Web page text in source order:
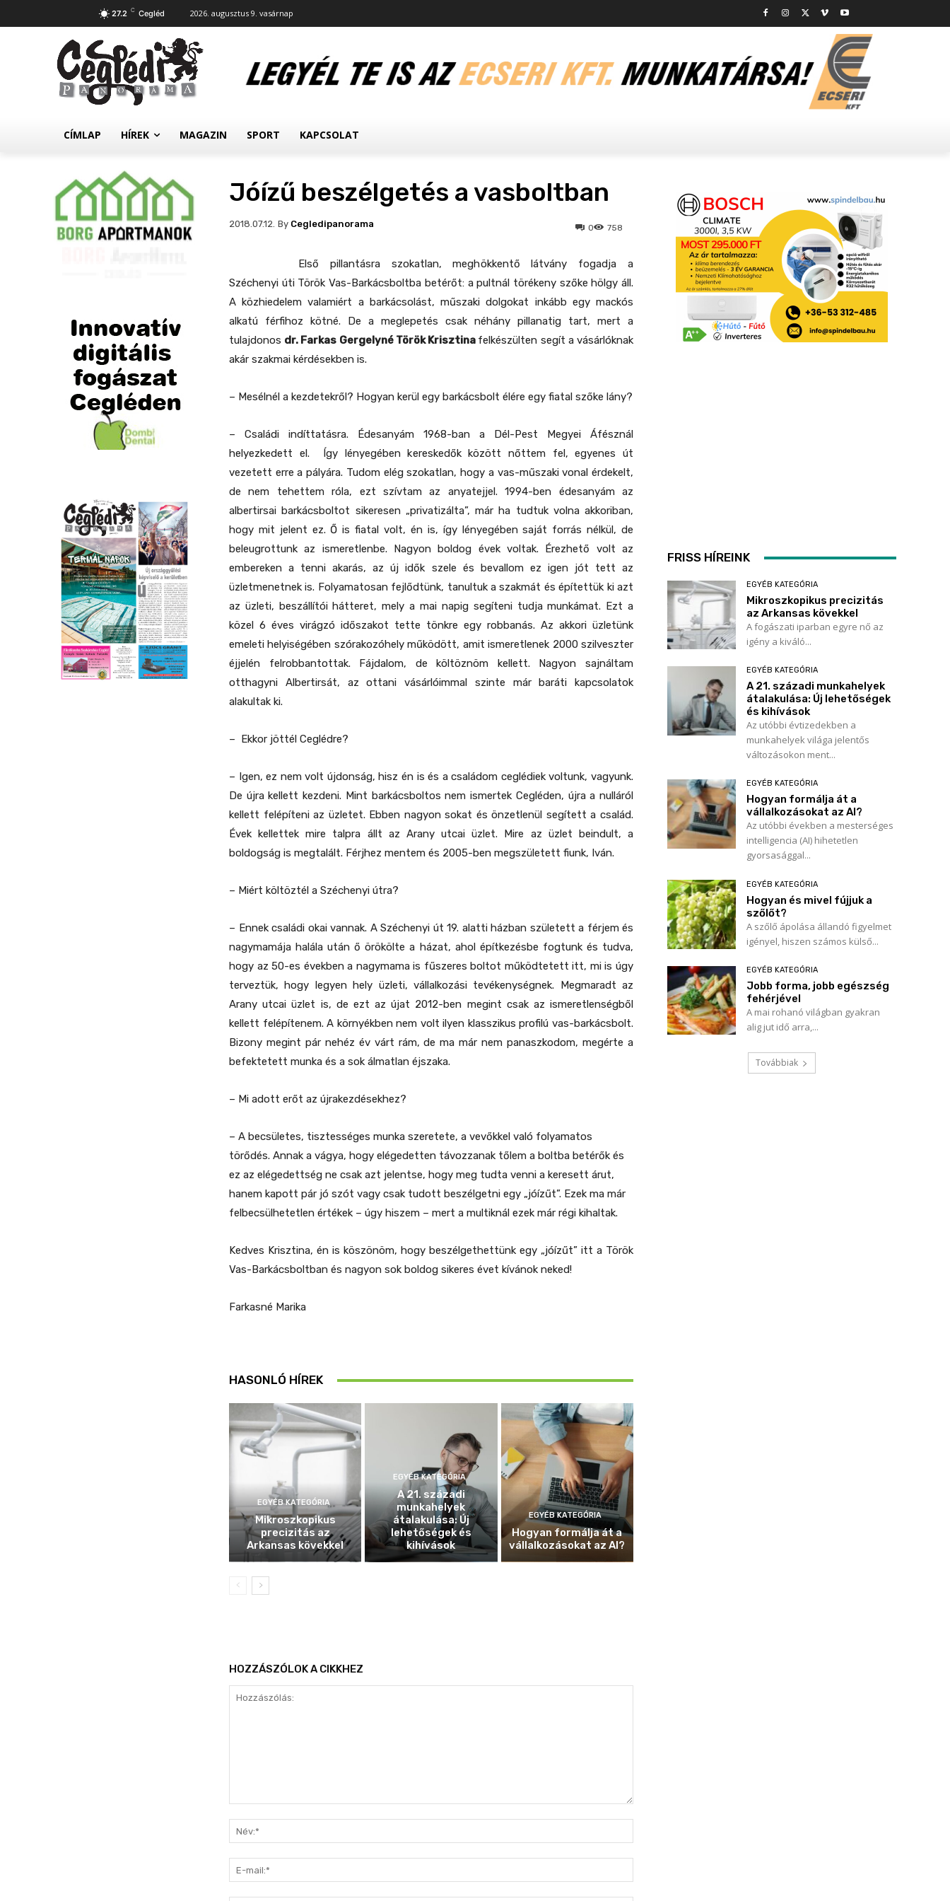
27.2 C Cegléd 2026. augusztus 9. vasárnap
CÍMLAP HÍREK MAGAZIN SPORT KAPCSOLAT
Jóízű beszélgetés a vasboltban
2018.07.12. 758
0
By Cegledipanorama
Első pillantásra szokatlan, meghökkentő látvány fogadja a
Széchenyi úti Török Vas-Barkácsboltba betérőt: a pultnál törékeny szőke hölgy áll.
A közhiedelem valamiért a barkácsolást, műszaki dolgokat inkább egy mackós
alkatú férfihoz kötné. De a meglepetés csak néhány pillanatig tart, mert a
tulajdonos dr. Farkas Gergelyné Török Krisztina felkészülten segít a vásárlóknak
akár szakmai kérdésekben is.
– Mesélnél a kezdetekről? Hogyan kerül egy barkácsbolt élére egy fiatal szőke lány?
– Családi indíttatásra. Édesanyám 1968-ban a Dél-Pest Megyei Áfésznál
helyezkedett el. Így lényegében kereskedők között nőttem fel, egyenes út
vezetett erre a pályára. Tudom elég szokatlan, hogy a vas-műszaki vonal érdekelt,
de nem tehettem róla, ezt szívtam az anyatejjel. 1994-ben édesanyám az
albertirsai barkácsboltot sikeresen „privatizálta”, már ha tudtuk volna akkoriban,
hogy mit jelent ez. Ő is fiatal volt, én is, így lényegében saját forrás nélkül, de
beleugrottunk az ismeretlenbe. Nagyon boldog évek voltak. Érezhető volt az
embereken a tenni akarás, az új idők szele és bevallom ez igen jót tett az
üzletmenetnek is. Folyamatosan fejlődtünk, tanultuk a szakmát és építettük ki azt
az üzleti, beszállítói hátteret, mely a mai napig segíteni tudja munkámat. Ezt a
közel 6 éves virágzó időszakot tette tönkre egy robbanás. Az akkori üzletünk
emeleti helyiségében szórakozóhely működött, amit ismeretlenek 2000 szilveszter
éjjelén felrobbantottak. Fájdalom, de költöznöm kellett. Nagyon sajnáltam
otthagyni Albertirsát, az ottani vásárlóimmal szinte már baráti kapcsolatok
alakultak ki.
– Ekkor jöttél Ceglédre?
– Igen, ez nem volt újdonság, hisz én is és a családom ceglédiek voltunk, vagyunk.
De újra kellett kezdeni. Mint barkácsboltos nem ismertek Cegléden, újra a nulláról
kellett felépíteni az üzletet. Ebben nagyon sokat és önzetlenül segített a család.
Évek kellettek mire talpra állt az Arany utcai üzlet. Mire az üzlet beindult, a
boldogság is megtalált. Férjhez mentem és 2005-ben megszületett fiunk, Iván.
– Miért költöztél a Széchenyi útra?
– Ennek családi okai vannak. A Széchenyi út 19. alatti házban született a férjem és
nagymamája halála után ő örökölte a házat, ahol építkezésbe fogtunk és tudva,
hogy az 50-es években a nagymama is fűszeres boltot működtetett itt, mi is úgy
terveztük, hogy legyen hely üzleti, vállalkozási tevékenységnek. Megmaradt az
Arany utcai üzlet is, de ezt az újat 2012-ben megint csak az ismeretlenségből
kellett felépítenem. A környékben nem volt ilyen klasszikus profilú vas-barkácsbolt.
Bizony megint pár nehéz év várt rám, de ma már nem panaszkodom, megérte a
befektetett munka és a sok álmatlan éjszaka.
– Mi adott erőt az újrakezdésekhez?
– A becsületes, tisztességes munka szeretete, a vevőkkel való folyamatos
törődés. Annak a vágya, hogy elégedetten távozzanak tőlem a boltba betérők és
ez az elégedettség ne csak azt jelentse, hogy meg tudta venni a keresett árut,
hanem kapott pár jó szót vagy csak tudott beszélgetni egy „jóízűt”. Ezek ma már
felbecsülhetetlen értékek – úgy hiszem – mert a multiknál ezek már régi kihaltak.
Kedves Krisztina, én is köszönöm, hogy beszélgethettünk egy „jóízűt” itt a Török
Vas-Barkácsboltban és nagyon sok boldog sikeres évet kívánok neked!
Farkasné Marika
HASONLÓ HÍREK
EGYÉB KATEGÓRIA
Mikroszkopikus
precizitás az
Arkansas kövekkel
EGYÉB KATEGÓRIA
A 21. századi
munkahelyek
átalakulása: Új
lehetőségek és
kihívások
EGYÉB KATEGÓRIA
Hogyan formálja át a
vállalkozásokat az AI?
HOZZÁSZÓLOK A CIKKHEZ
mail:*
FRISS HÍREINK
EGYÉB KATEGÓRIA
Mikroszkopikus precizitás
az Arkansas kövekkel
A fogászati iparban egyre nő az
igény a kiváló...
EGYÉB KATEGÓRIA
A 21. századi munkahelyek
átalakulása: Új lehetőségek
és kihívások
Az utóbbi évtizedekben a
munkahelyek világa jelentős
változásokon ment...
EGYÉB KATEGÓRIA
Hogyan formálja át a
vállalkozásokat az AI?
Az utóbbi években a mesterséges
intelligencia (AI) hihetetlen
gyorsasággal...
EGYÉB KATEGÓRIA
Hogyan és mivel fújjuk a
szőlőt?
A szőlő ápolása állandó figyelmet
igényel, hiszen számos külső...
EGYÉB KATEGÓRIA
Jobb forma, jobb egészség
fehérjével
A mai rohanó világban gyakran
alig jut idő arra,...
Továbbiak